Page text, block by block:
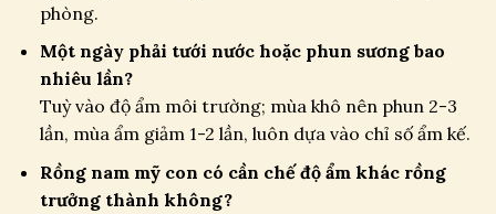
phòng.
Một ngày phải tưới nước hoặc phun sương bao
nhiêu lần?
Tuỳ vào độ ẩm môi trường; mùa khô nên phun 2-3
lần, mùa ẩm giảm 1-2 lần, luôn dựa vào chỉ số ẩm kế.
Rồng nam mỹ con có cần chế độ ẩm khác rồng
trưởng thành không?